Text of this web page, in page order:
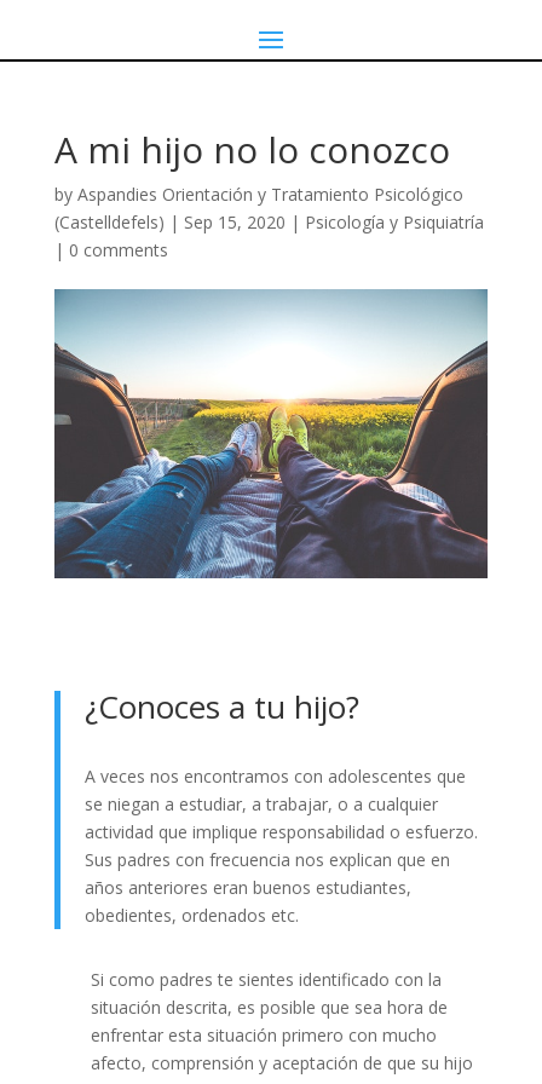
A mi hijo no lo conozco
by Aspandies Orientación y Tratamiento Psicológico
(Castelldefels) | Sep 15, 2020 | Psicología y Psiquiatría
| 0 comments
¿Conoces a tu hijo?
A veces nos encontramos con adolescentes que
se niegan a estudiar, a trabajar, o a cualquier
actividad que implique responsabilidad o esfuerzo.
Sus padres con frecuencia nos explican que en
años anteriores eran buenos estudiantes,
obedientes, ordenados etc.
Si como padres te sientes identificado con la
situación descrita, es posible que sea hora de
enfrentar esta situación primero con mucho
afecto, comprensión y aceptación de que su hijo